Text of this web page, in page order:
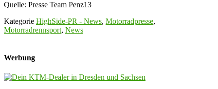
Quelle: Presse Team Penz13
Kategorie HighSide-PR - News, Motorradpresse,
Motorradrennsport, News
Werbung